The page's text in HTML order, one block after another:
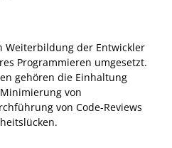
Weiterbildung der Entwickler
Programmieren umgesetzt.
gehören die Einhaltung
von
von Code-Reviews